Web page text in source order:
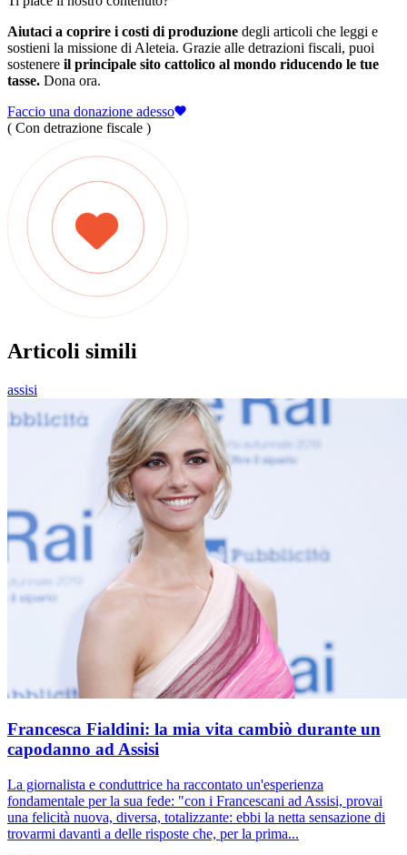
Aiutaci a coprire i costi di produzione degli articoli che leggi e
sostieni la missione di Aleteia. Grazie alle detrazioni fiscali, puoi
sostenere il principale sito cattolico al mondo riducendo le tue
tasse. Dona ora.
Faccio una donazione adesso
( Con detrazione fiscale )
Articoli simili
assisi
Francesca Fialdini: la mia vita cambiò durante un
capodanno ad Assisi
La giornalista e conduttrice ha raccontato un'esperienza
fondamentale per la sua fede: "con i Francescani ad Assisi, provai
una felicità nuova, diversa, totalizzante: ebbi la netta sensazione di
trovarmi davanti a delle risposte che, per la prima...